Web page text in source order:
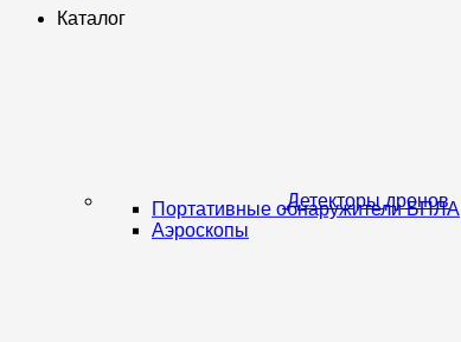
Каталог
Детекторы дронов
Портативные обнаружители БПЛА
Аэроскопы